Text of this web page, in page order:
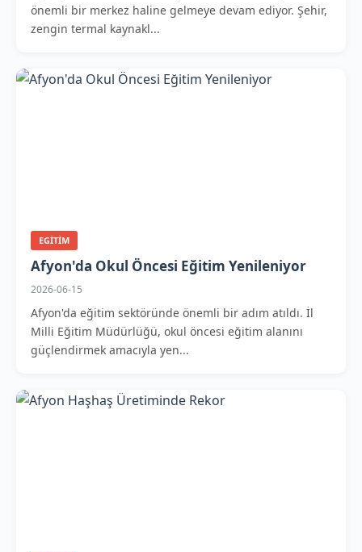
önemli bir merkez haline gelmeye devam ediyor. Şehir,
zengin termal kaynakl...
EGITIM
Afyon'da Okul Öncesi Eğitim Yenileniyor
2026-06-15
Afyon'da eğitim sektöründe önemli bir adım atıldı. İl
Milli Eğitim Müdürlüğü, okul öncesi eğitim alanını
güçlendirmek amacıyla yen...